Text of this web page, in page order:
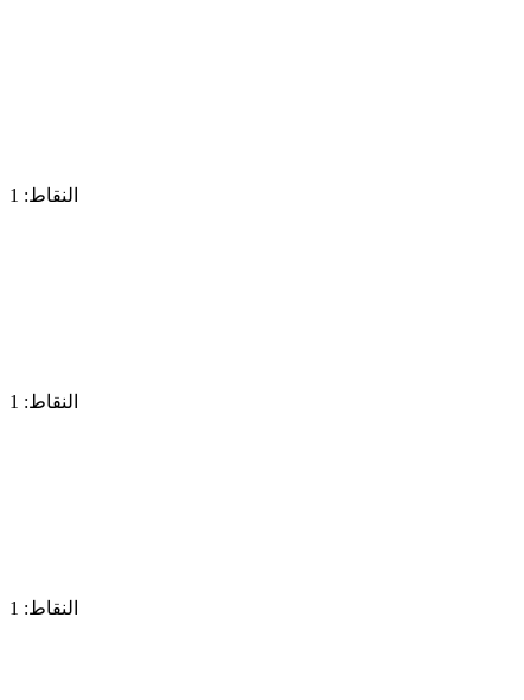
النقاط: 1
النقاط: 1
النقاط: 1